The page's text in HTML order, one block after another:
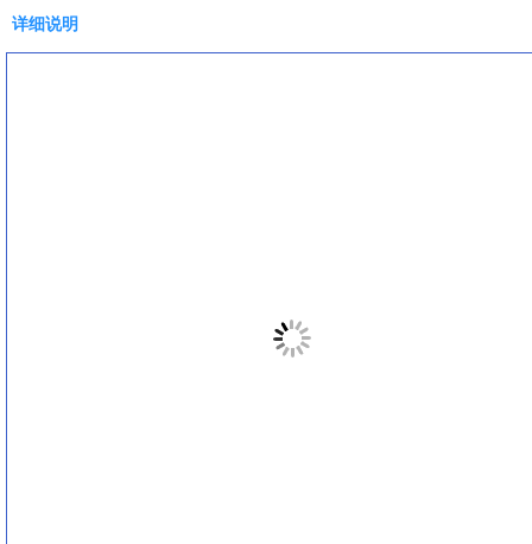
详细说明